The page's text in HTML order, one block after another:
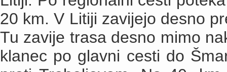
20 km. V Litiji zavijejo desno
Tu zavije trasa desno mimo
klanec po glavni cesti do